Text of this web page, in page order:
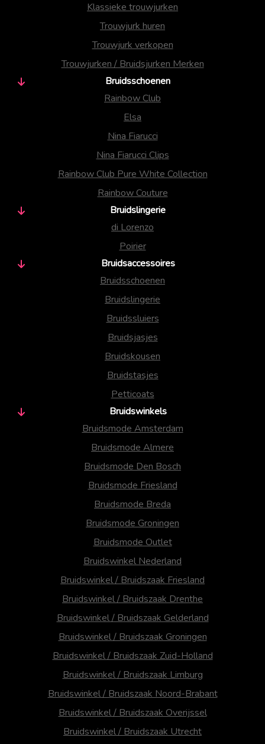
Klassieke trouwjurken
Trouwjurk huren
Trouwjurk verkopen
Trouwjurken / Bruidsjurken Merken
Bruidsschoenen
Rainbow Club
Elsa
Nina Fiarucci
Nina Fiarucci Clips
Rainbow Club Pure White Collection
Rainbow Couture
Bruidslingerie
di Lorenzo
Poirier
Bruidsaccessoires
Bruidsschoenen
Bruidslingerie
Bruidssluiers
Bruidsjasjes
Bruidskousen
Bruidstasjes
Petticoats
Bruidswinkels
Bruidsmode Amsterdam
Bruidsmode Almere
Bruidsmode Den Bosch
Bruidsmode Friesland
Bruidsmode Breda
Bruidsmode Groningen
Bruidsmode Outlet
Bruidswinkel Nederland
Bruidswinkel / Bruidszaak Friesland
Bruidswinkel / Bruidszaak Drenthe
Bruidswinkel / Bruidszaak Gelderland
Bruidswinkel / Bruidszaak Groningen
Bruidswinkel / Bruidszaak Zuid-Holland
Bruidswinkel / Bruidszaak Limburg
Bruidswinkel / Bruidszaak Noord-Brabant
Bruidswinkel / Bruidszaak Overijssel
Bruidswinkel / Bruidszaak Utrecht